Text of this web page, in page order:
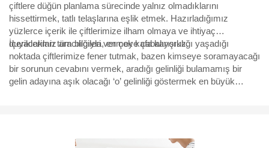
çiftlere düğün planlama sürecinde yalnız olmadıklarını
hissettirmek, tatlı telaşlarına eşlik etmek. Hazırladığımız
yüzlerce içerik ile çiftlerimize ilham olmaya ve ihtiyaç
duyacakları tüm bilgileri vermeye çabalıyoruz.
İçeriklerimiz aracılığıyla, en çok kafa karışıklığı yaşadığı
noktada çiftlerimize fener tutmak, bazen kimseye soramayacağı
bir sorunun cevabını vermek, aradığı gelinliği bulamamış bir
gelin adayına aşık olacağı ‘o’ gelinliği göstermek en büyük